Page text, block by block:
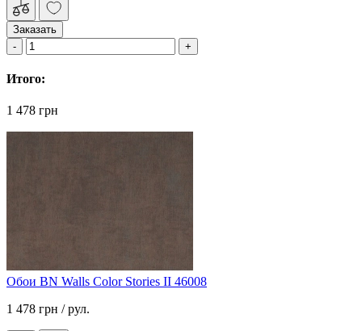
Заказать
Итого:
1 478 грн
Обои BN Walls Color Stories II 46008
1 478 грн / рул.